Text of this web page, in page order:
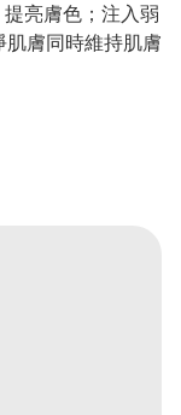
亮膚色；注入弱
膚同時維持肌膚